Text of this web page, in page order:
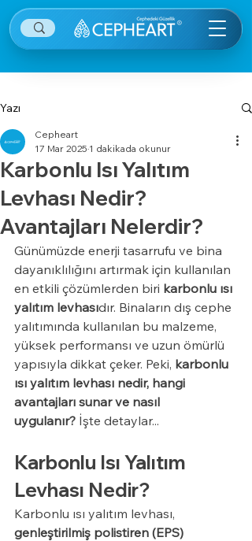
Yazı
Karbonlu Isı Yalıtım
Levhası Nedir?
Avantajları Nelerdir?
Cepheart
17 Mar 2025 1 dakikada okunur
Günümüzde enerji tasarrufu ve bina
dayanıklılığını artırmak için kullanılan
en etkili çözümlerden biri karbonlu ısı
yalıtım levhasıdır. Binaların dış cephe
yalıtımında kullanılan bu malzeme,
yüksek performansı ve uzun ömürlü
yapısıyla dikkat çeker. Peki, karbonlu
ısı yalıtım levhası nedir, hangi
avantajları sunar ve nasıl
uygulanır? İşte detaylar...
Karbonlu Isı Yalıtım
Levhası Nedir?
Karbonlu ısı yalıtım levhası,
genleştirilmiş polistiren (EPS)